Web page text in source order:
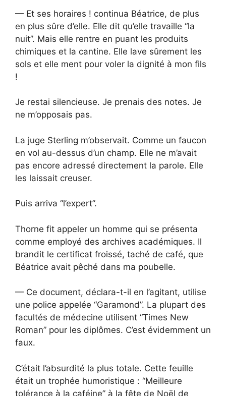
— Et ses horaires ! continua Béatrice, de plus
en plus sûre d’elle. Elle dit qu’elle travaille “la
nuit”. Mais elle rentre en puant les produits
chimiques et la cantine. Elle lave sûrement les
sols et elle ment pour voler la dignité à mon fils
!
Je restai silencieuse. Je prenais des notes. Je
ne m’opposais pas.
La juge Sterling m’observait. Comme un faucon
en vol au-dessus d’un champ. Elle ne m’avait
pas encore adressé directement la parole. Elle
les laissait creuser.
Puis arriva “l’expert”.
Thorne fit appeler un homme qui se présenta
comme employé des archives académiques. Il
brandit le certificat froissé, taché de café, que
Béatrice avait pêché dans ma poubelle.
— Ce document, déclara-t-il en l’agitant, utilise
une police appelée “Garamond”. La plupart des
facultés de médecine utilisent “Times New
Roman” pour les diplômes. C’est évidemment un
faux.
C’était l’absurdité la plus totale. Cette feuille
était un trophée humoristique : “Meilleure
tolérance à la caféine” à la fête de Noël de